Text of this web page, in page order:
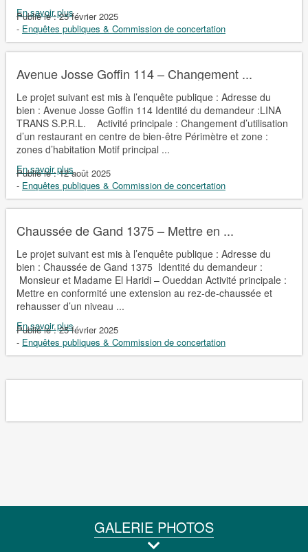
En savoir plus
Publié le :25 février 2025
- Enquêtes publiques & Commission de concertation
Avenue Josse Goffin 114 – Changement ...
Le projet suivant est mis à l’enquête publique : Adresse du
bien : Avenue Josse Goffin 114 Identité du demandeur :LINA
TRANS S.P.R.L. Activité principale : Changement d’utilisation
d’un restaurant en centre de bien-être Périmètre et zone :
zones d’habitation Motif principal ...
En savoir plus
Publié le :12 août 2025
- Enquêtes publiques & Commission de concertation
Chaussée de Gand 1375 – Mettre en ...
Le projet suivant est mis à l’enquête publique : Adresse du
bien : Chaussée de Gand 1375 Identité du demandeur :
Monsieur et Madame El Haridi – Oueddan Activité principale :
Mettre en conformité une extension au rez-de-chaussée et
rehausser d’un niveau ...
En savoir plus
Publié le :25 février 2025
- Enquêtes publiques & Commission de concertation
GALERIE PHOTOS